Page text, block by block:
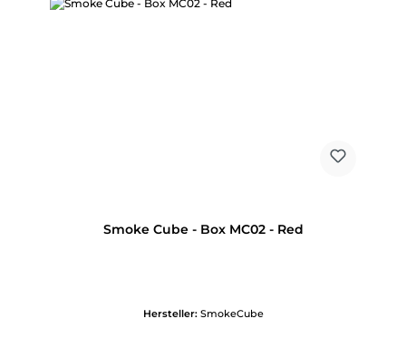
Smoke Cube - Box MC02 - Red
Hersteller: SmokeCube